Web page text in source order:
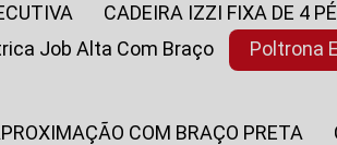
CADEIRA IZZI FIXA DE 4
Job Alta Com Braço
COM BRAÇO PRETA